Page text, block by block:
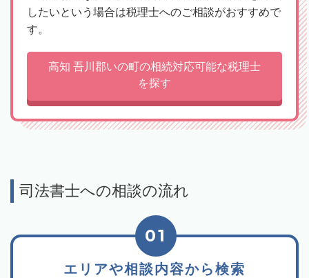
したいという場合は税理士へのご相談がおすすめで
す。
高知 吾川郡いの町の相続対応可能な税理士
を探す
司法書士への相談の流れ
エリアや相談内容から検索
01